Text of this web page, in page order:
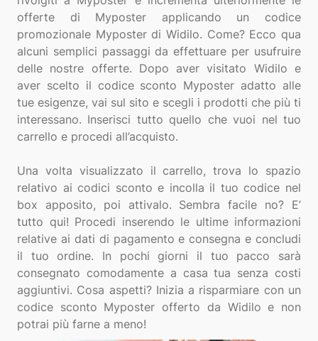
offerte di Myposter applicando un codice
promozionale Myposter di Widilo. Come? Ecco qua
alcuni semplici passaggi da effettuare per usufruire
delle nostre offerte. Dopo aver visitato Widilo e
aver scelto il codice sconto Myposter adatto alle
tue esigenze, vai sul sito e scegli i prodotti che più ti
interessano. Inserisci tutto quello che vuoi nel tuo
carrello e procedi all’acquisto.
Una volta visualizzato il carrello, trova lo spazio
relativo ai codici sconto e incolla il tuo codice nel
box apposito, poi attivalo. Sembra facile no? E’
tutto qui! Procedi inserendo le ultime informazioni
relative ai dati di pagamento e consegna e concludi
il tuo ordine. In pochi giorni il tuo pacco sarà
consegnato comodamente a casa tua senza costi
aggiuntivi. Cosa aspetti? Inizia a risparmiare con un
codice sconto Myposter offerto da Widilo e non